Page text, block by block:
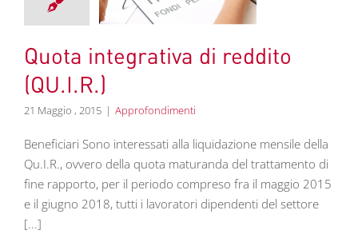
Quota integrativa di reddito
(QU.I.R.)
21 Maggio , 2015 | Approfondimenti
Beneficiari Sono interessati alla liquidazione mensile della
Qu.I.R., ovvero della quota maturanda del trattamento di
fine rapporto, per il periodo compreso fra il maggio 2015
e il giugno 2018, tutti i lavoratori dipendenti del settore
[...]